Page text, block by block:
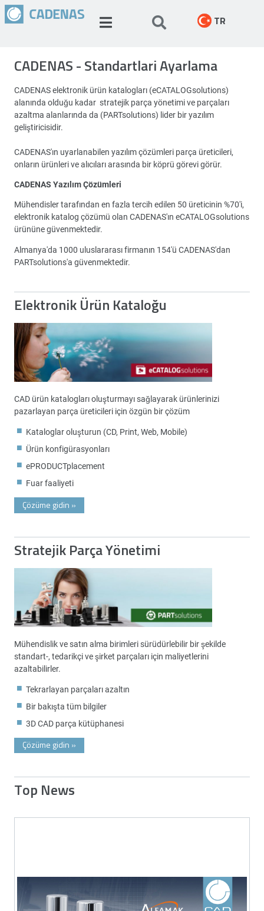
TR
CADENAS - Standartlari Ayarlama
CADENAS elektronik ürün katalogları (eCATALOGsolutions)
alanında olduğu kadar stratejik parça yönetimi ve parçaları
azaltma alanlarında da (PARTsolutions) lider bir yazılım
geliştiricisidir.
CADENAS'ın uyarlanabilen yazılım çözümleri parça üreticileri,
onların ürünleri ve alıcıları arasında bir köprü görevi görür.
CADENAS Yazılım Çözümleri
Mühendisler tarafından en fazla tercih edilen 50 üreticinin %70'i,
elektronik katalog çözümü olan CADENAS'ın eCATALOGsolutions
ürününe güvenmektedir.
Almanya'da 1000 uluslararası firmanın 154'ü CADENAS'dan
PARTsolutions'a güvenmektedir.
Elektronik Ürün Kataloğu
CAD ürün katalogları oluşturmayı sağlayarak ürünlerinizi
pazarlayan parça üreticileri için özgün bir çözüm
Kataloglar oluşturun (CD, Print, Web, Mobile)
Ürün konfigürasyonları
ePRODUCTplacement
Fuar faaliyeti
Çözüme gidin »
Stratejik Parça Yönetimi
Mühendislik ve satın alma birimleri sürüdürlebilir bir şekilde
standart-, tedarikçi ve şirket parçaları için maliyetlerini
azaltabilirler.
Tekrarlayan parçaları azaltın
Bir bakışta tüm bilgiler
3D CAD parça kütüphanesi
Çözüme gidin »
Top News